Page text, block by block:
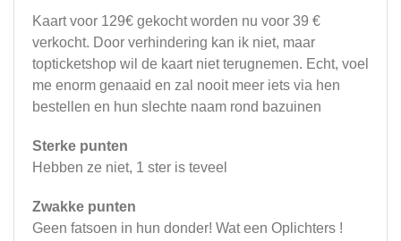
Kaart voor 129€ gekocht worden nu voor 39 €
verkocht. Door verhindering kan ik niet, maar
topticketshop wil de kaart niet terugnemen. Echt, voel
me enorm genaaid en zal nooit meer iets via hen
bestellen en hun slechte naam rond bazuinen
Sterke punten
Hebben ze niet, 1 ster is teveel
Zwakke punten
Geen fatsoen in hun donder! Wat een Oplichters !